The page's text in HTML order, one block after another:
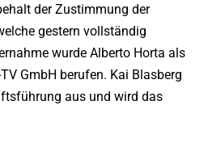
der Zustimmung der
gestern vollständig
wurde Alberto Horta als
GmbH berufen. Kai Blasberg
aus und wird das